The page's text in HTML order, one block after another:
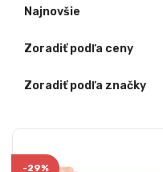
Najnovšie
Zoradiť podľa ceny
Zoradiť podľa značky
-29%